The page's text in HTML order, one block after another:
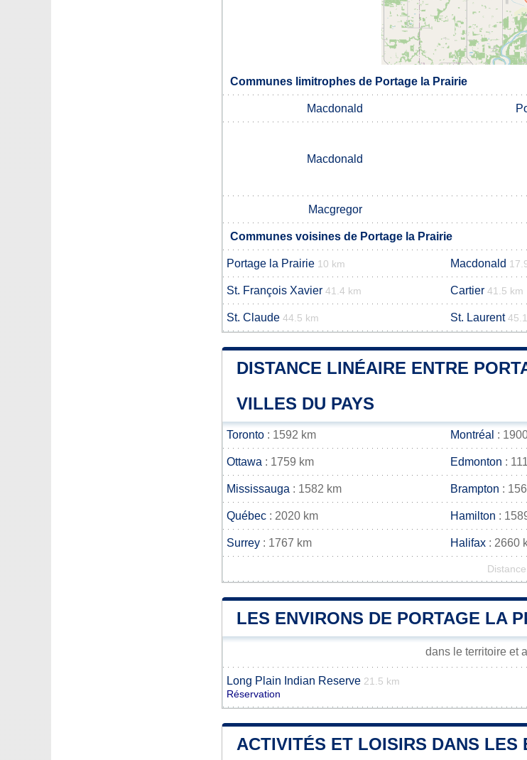
Communes limitrophes de Portage la Prairie
Macdonald
Macdonald
Macgregor
Communes voisines de Portage la Prairie
Portage la Prairie 10 km Macdonald
St. François Xavier 41.4 km Cartier 41.5 km
St. Claude 44.5 km St. Laurent
DISTANCE LINÉAIRE ENTRE
VILLES DU PAYS
Toronto : 1592 km Montréal :
Ottawa : 1759 km Edmonton :
Mississauga : 1582 km Brampton :
Québec : 2020 km Hamilton :
Surrey : 1767 km Halifax : 2660
LES ENVIRONS DE PORTAGE LA
dans le territoire et
Long Plain Indian Reserve 21.5 km
Réservation
ACTIVITÉS ET LOISIRS DANS LES